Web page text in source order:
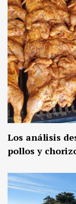
Los análisis
pollos y